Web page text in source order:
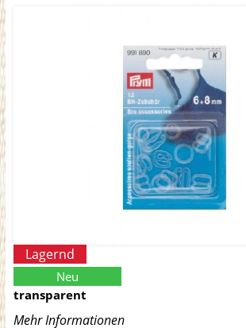
Lagernd
Neu
transparent
Mehr Informationen